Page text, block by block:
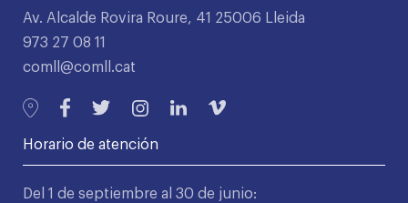
Av. Alcalde Rovira Roure, 41 25006 Lleida
973 27 08 11
comll@comll.cat
Horario de atención
Del 1 de septiembre al 30 de junio: